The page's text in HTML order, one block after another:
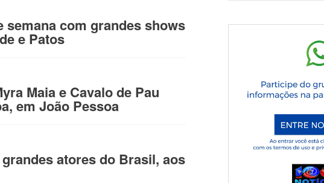
semana com grandes shows
e Patos
Maia e Cavalo de Pau
em João Pessoa
atores do Brasil, aos